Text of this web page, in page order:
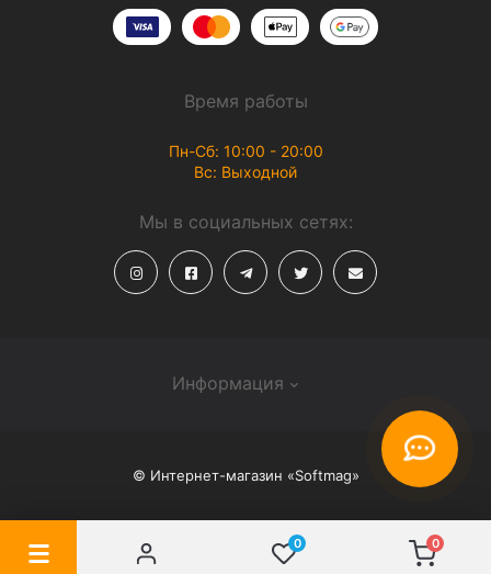
0 0
Информация
Политика конфиденциальности
Время работы
Пн-Сб: 10:00 - 20:00
Вс: Выходной
Мы в социальных сетях:
© Интернет-магазин «Softmag»